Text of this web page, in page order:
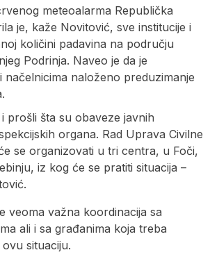
meteoalarma Republička
je, kaže Novitović, sve institucije i
količini padavina na području
Podrinja. Naveo je da je
načelnicima naloženo preduzimanje
prošli šta su obaveze javnih
organa. Rad Uprava Civilne
se organizovati u tri centra, u Foči,
iz kog će se pratiti situacija –
veoma važna koordinacija sa
ali i sa građanima koja treba
situaciju.